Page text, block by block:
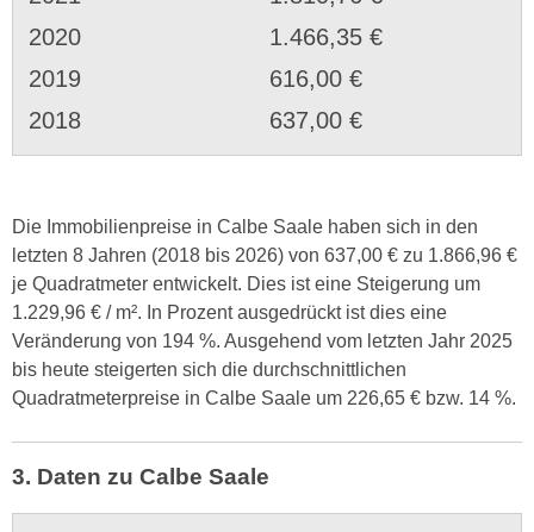
2020
1.466,35 €
2019
616,00 €
2018
637,00 €
Die Immobilienpreise in Calbe Saale haben sich in den
letzten 8 Jahren (2018 bis 2026) von 637,00 € zu 1.866,96 €
je Quadratmeter entwickelt. Dies ist eine Steigerung um
1.229,96 € / m². In Prozent ausgedrückt ist dies eine
Veränderung von 194 %. Ausgehend vom letzten Jahr 2025
bis heute steigerten sich die durchschnittlichen
Quadratmeterpreise in Calbe Saale um 226,65 € bzw. 14 %.
3. Daten zu Calbe Saale